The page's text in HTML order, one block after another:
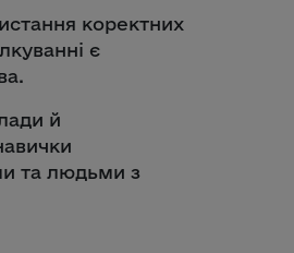
коректних
є
й
та людьми з